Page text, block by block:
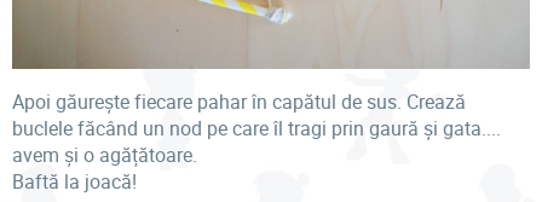
Apoi găurește fiecare pahar în capătul de sus. Crează
buclele făcând un nod pe care îl tragi prin gaură și gata....
avem și o agățătoare.
Baftă la joacă!